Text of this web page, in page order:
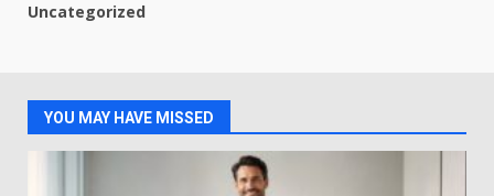
Uncategorized
YOU MAY HAVE MISSED